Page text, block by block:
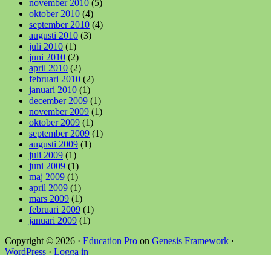
november 2010 (5)
oktober 2010 (4)
september 2010 (4)
augusti 2010 (3)
juli 2010 (1)
juni 2010 (2)
april 2010 (2)
februari 2010 (2)
januari 2010 (1)
december 2009 (1)
november 2009 (1)
oktober 2009 (1)
september 2009 (1)
augusti 2009 (1)
juli 2009 (1)
juni 2009 (1)
maj 2009 (1)
april 2009 (1)
mars 2009 (1)
februari 2009 (1)
januari 2009 (1)
Copyright © 2026 · Education Pro on Genesis Framework ·
WordPress · Logga in